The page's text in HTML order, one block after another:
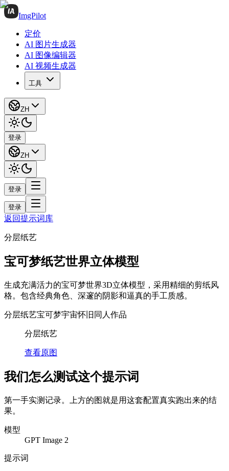
ImgPilot
定价
AI 图片生成器
AI 图像编辑器
AI 视频生成器
工具
ZH
登录
ZH
登录
登录
返回提示词库
分层纸艺
宝可梦纸艺世界立体模型
生成充满活力的宝可梦世界3D立体模型，采用精细的剪纸风
格。包含经典角色、深邃的阴影和逼真的手工质感。
分层纸艺宝可梦宇宙怀旧同人作品
分层纸艺
查看原图
我们怎么测试这个提示词
第一手实测记录。上方的图就是用这套配置真实跑出来的结
果。
模型
GPT Image 2
提示词